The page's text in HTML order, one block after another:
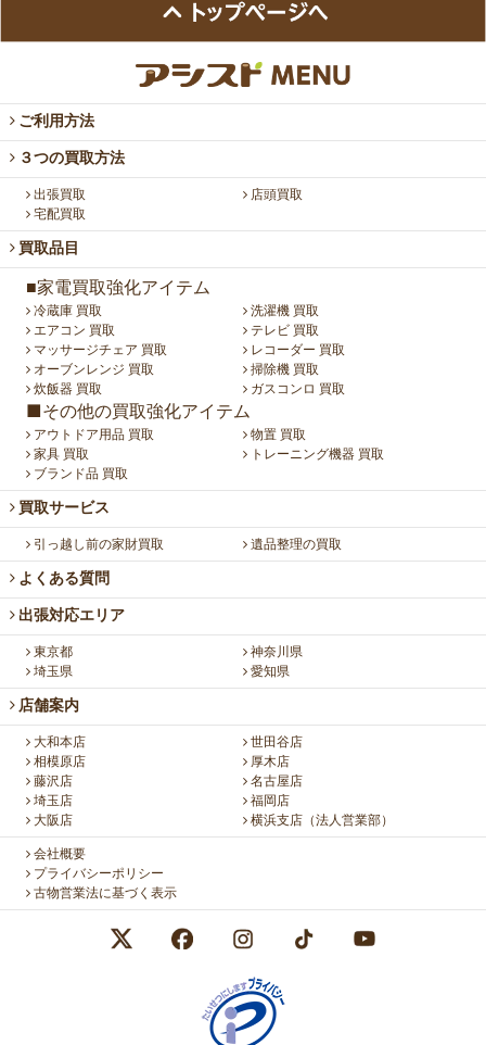
ご利用方法
３つの買取方法
出張買取
店頭買取
宅配買取
買取品目
■家電買取強化アイテム
冷蔵庫 買取
洗濯機 買取
エアコン 買取
テレビ 買取
マッサージチェア 買取
レコーダー 買取
オーブンレンジ 買取
掃除機 買取
炊飯器 買取
ガスコンロ 買取
■その他の買取強化アイテム
アウトドア用品 買取
物置 買取
家具 買取
トレーニング機器 買取
ブランド品 買取
買取サービス
引っ越し前の家財買取 遺品整理の買取
よくある質問
出張対応エリア
東京都
神奈川県
埼玉県
愛知県
店舗案内
大和本店
世田谷店
相模原店
厚木店
藤沢店
名古屋店
埼玉店
福岡店
大阪店
横浜支店（法人営業部）
会社概要
プライバシーポリシー
古物営業法に基づく表示